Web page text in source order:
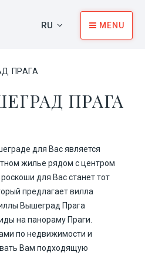
RU MENU
ПРАГА
ПРАГА
для Вас является
жилье рядом с центром
для Вас станет тот
предлагает вилла
Вышеград Прага
на панораму Праги.
по недвижимости и
Вам подходящую